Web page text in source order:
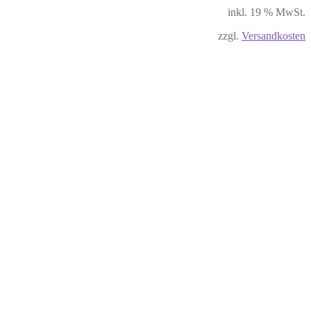
inkl. 19 % MwSt.
zzgl. Versandkosten